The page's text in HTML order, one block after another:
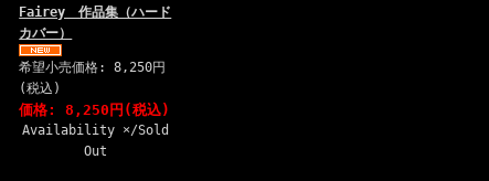
Fairey 作品集（ハード
カバー）
希望小売価格: 8,250円
(税込)
価格: 8,250円(税込)
Availability ×/Sold
Out